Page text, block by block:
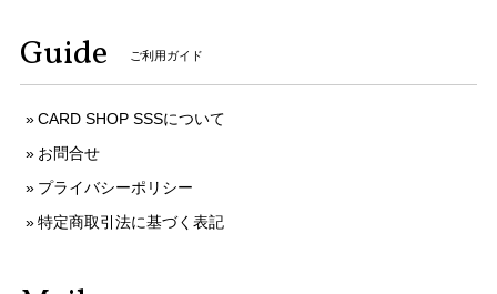
Guide ご利用ガイド
CARD SHOP SSSについて
お問合せ
プライバシーポリシー
特定商取引法に基づく表記